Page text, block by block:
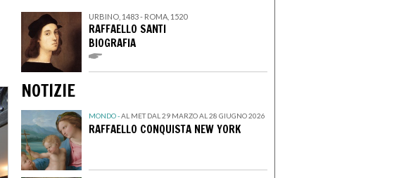
URBINO, 1483 - ROMA, 1520
RAFFAELLO SANTI
BIOGRAFIA
NOTIZIE
MONDO -AL MET DAL 29 MARZO AL 28 GIUGNO 2026
RAFFAELLO CONQUISTA NEW YORK